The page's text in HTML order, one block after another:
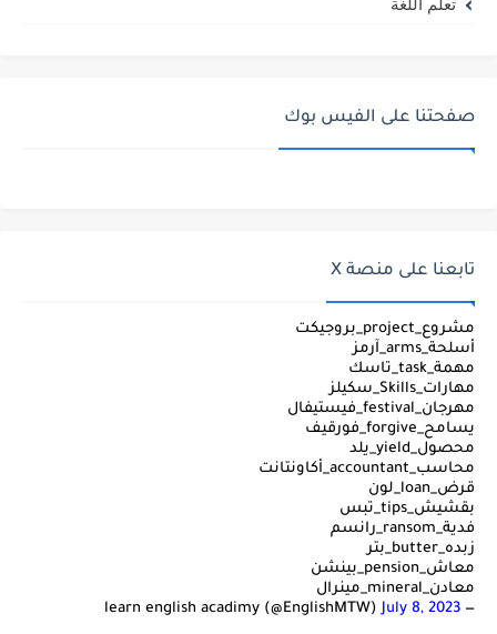
صفحتنا على الفيس بوك
تابعنا على منصة X
مشروع_project_بروجيكت
أسلحة_arms_آرمز
مهمة_task_تاسك
مهارات_Skills_سكيلز
مهرجان_festival_فيستيفال
يسامح_forgive_فورقيف
محصول_yield_يلد
محاسب_accountant_أكاونتانت
قرض_loan_لون
بقشيش_tips_تبس
فدية_ransom_رانسم
زبده_butter_بتر
معاش_pension_بينشن
معادن_mineral_مينرال
— learn english acadimy (@EnglishMTW)
July 8, 2023